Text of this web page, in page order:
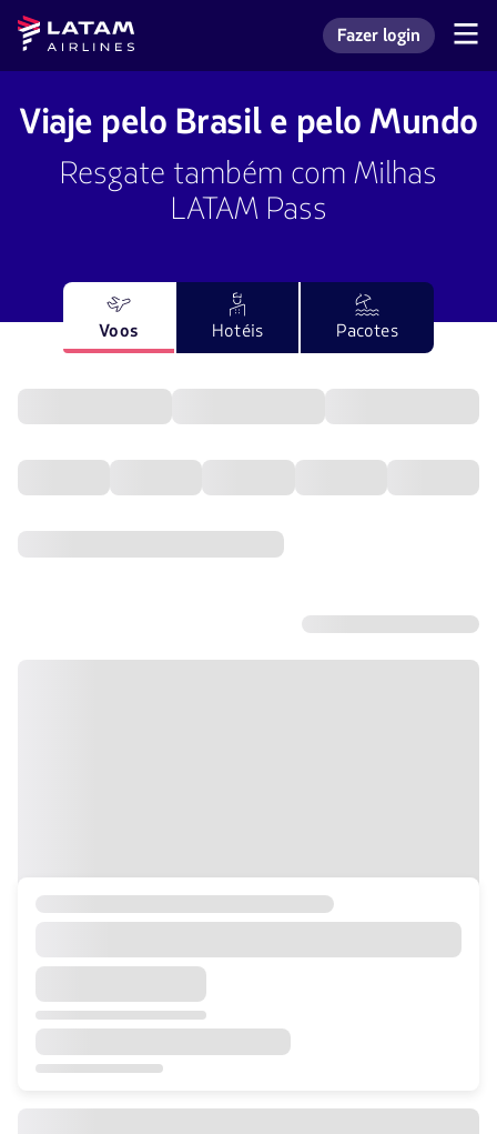
Voltar
menu.
Voltar ao
conteúdo
principal.
Navegação
de
usuário.
Latam
Airlines
Entrar na minha
Fazer login
Viaje pelo Brasil e pelo Mundo
Resgate também com Milhas
LATAM Pass
Voos Hotéis Pacotes